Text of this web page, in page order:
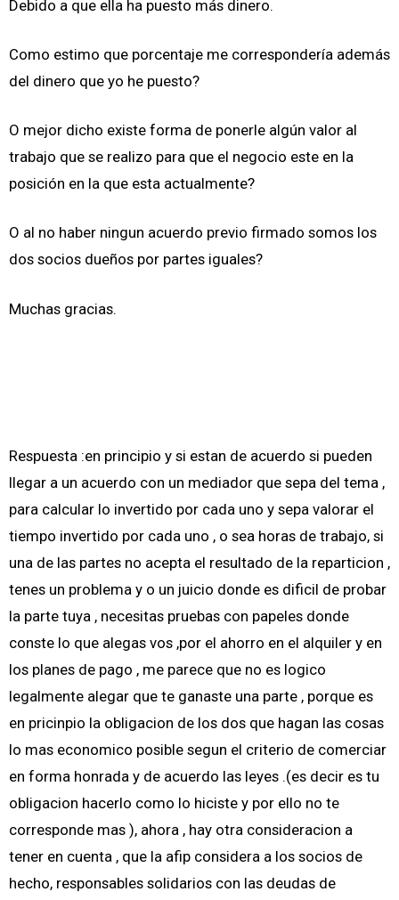
Debido a que ella ha puesto más dinero.
Como estimo que porcentaje me correspondería además
del dinero que yo he puesto?
O mejor dicho existe forma de ponerle algún valor al
trabajo que se realizo para que el negocio este en la
posición en la que esta actualmente?
O al no haber ningun acuerdo previo firmado somos los
dos socios dueños por partes iguales?
Muchas gracias.
Respuesta :en principio y si estan de acuerdo si pueden
llegar a un acuerdo con un mediador que sepa del tema ,
para calcular lo invertido por cada uno y sepa valorar el
tiempo invertido por cada uno , o sea horas de trabajo, si
una de las partes no acepta el resultado de la reparticion ,
tenes un problema y o un juicio donde es dificil de probar
la parte tuya , necesitas pruebas con papeles donde
conste lo que alegas vos ,por el ahorro en el alquiler y en
los planes de pago , me parece que no es logico
legalmente alegar que te ganaste una parte , porque es
en pricinpio la obligacion de los dos que hagan las cosas
lo mas economico posible segun el criterio de comerciar
en forma honrada y de acuerdo las leyes .(es decir es tu
obligacion hacerlo como lo hiciste y por ello no te
corresponde mas ), ahora , hay otra consideracion a
tener en cuenta , que la afip considera a los socios de
hecho, responsables solidarios con las deudas de